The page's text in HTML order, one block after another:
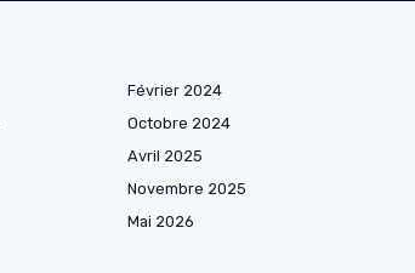
Février 2024
Octobre 2024
Avril 2025
Novembre 2025
Mai 2026